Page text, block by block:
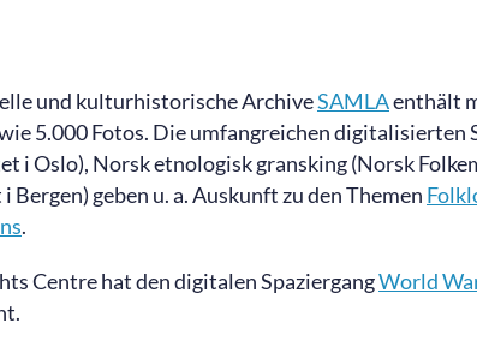
und kulturhistorische ArchiveSAMLAenthält
5.000 Fotos. Die umfangreichen digitalisierten
i Oslo), Norsk etnologisk gransking (Norsk
geben u. a. Auskunft zu den Themen
.
Centre hat den digitalen SpaziergangWorld